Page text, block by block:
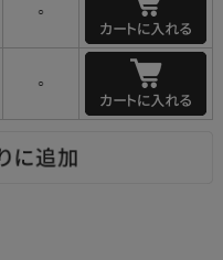
○
○